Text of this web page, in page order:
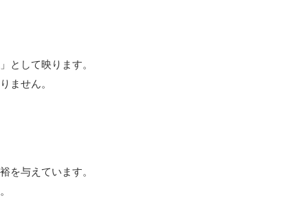
として映ります。
ません。
を与えています。